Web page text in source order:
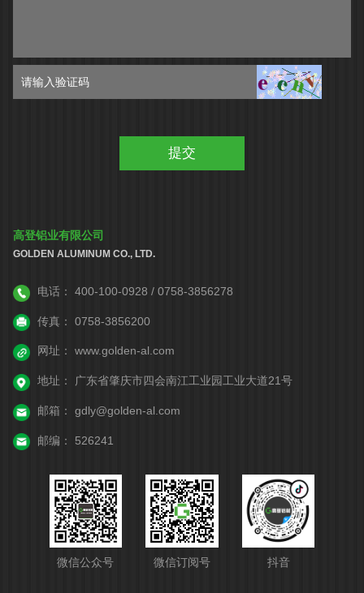
高登铝业有限公司
GOLDEN ALUMINUM CO., LTD.
电话： 400-100-0928 / 0758-3856278
传真： 0758-3856200
网址： www.golden-al.com
地址： 广东省肇庆市四会南江工业园工业大道21号
邮箱： gdly@golden-al.com
邮编： 526241
微信公众号 微信订阅号 抖音